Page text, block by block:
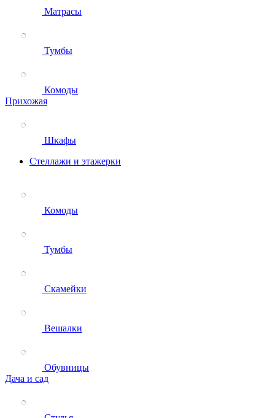
Матрасы
Тумбы
Комоды
Прихожая
Шкафы
Стеллажи и этажерки
Комоды
Тумбы
Скамейки
Вешалки
Обувницы
Дача и сад